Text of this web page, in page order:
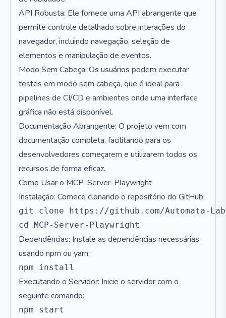
API Robusta: Ele fornece uma API abrangente que
permite controle detalhado sobre interações do
navegador, incluindo navegação, seleção de
elementos e manipulação de eventos.
Modo Sem Cabeça: Os usuários podem executar
testes em modo sem cabeça, que é ideal para
pipelines de CI/CD e ambientes onde uma interface
gráfica não está disponível.
Documentação Abrangente: O projeto vem com
documentação completa, facilitando para os
desenvolvedores começarem e utilizarem todos os
recursos de forma eficaz.
Como Usar o MCP-Server-Playwright
Instalação: Comece clonando o repositório do GitHub:
git clone https://github.com/Automata-
Dependências: Instale as dependências necessárias
usando npm ou yarn:
Executando o Servidor: Inicie o servidor com o
seguinte comando: